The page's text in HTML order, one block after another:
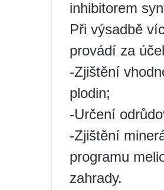
inhibitorem
Při výsadbě
provádí za
-Zjištění
plodin;
-Určení
-Zjištění
programu
zahrady.